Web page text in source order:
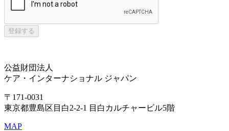
登録する
公益財団法人
ケア・インターナショナル ジャパン
〒171-0031
東京都豊島区目白2-2-1 目白カルチャービル5階
MAP